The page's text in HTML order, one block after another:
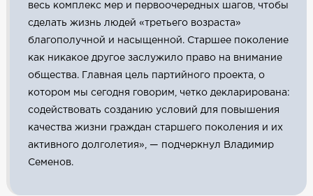
весь комплекс мер и первоочередных шагов, чтобы
сделать жизнь людей «третьего возраста»
благополучной и насыщенной. Старшее поколение
как никакое другое заслужило право на внимание
общества. Главная цель партийного проекта, о
котором мы сегодня говорим, четко декларирована:
содействовать созданию условий для повышения
качества жизни граждан старшего поколения и их
активного долголетия», — подчеркнул Владимир
Семенов.